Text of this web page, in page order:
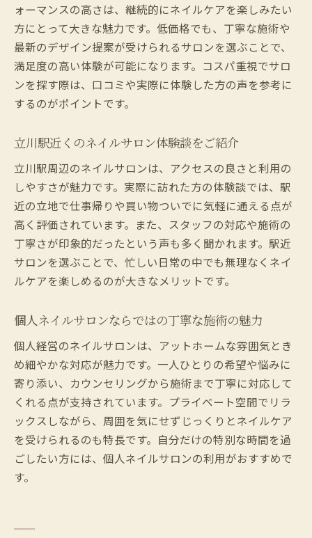
ォーマンスの高さは、継続的にネイルケアを楽しみたい
方にとって大きな魅力です。低価格でも、丁寧な施術や
最新のデザイン提案が受けられるサロンを選ぶことで、
満足度の高い体験が可能になります。コスパ重視でサロ
ンを探す際は、口コミや実際に体験した方の声を参考に
するのがポイントです。
立川駅近くのネイルサロン体験談をご紹介
立川駅周辺のネイルサロンは、アクセスの良さと利用の
しやすさが魅力です。実際に訪れた方の体験談では、駅
近の立地で仕事帰りや買い物ついでに気軽に通える点が
高く評価されています。また、スタッフの対応や施術の
丁寧さが印象的だったという声も多く聞かれます。駅近
サロンを選ぶことで、忙しい日常の中でも無理なくネイ
ルケアを楽しめるのが大きなメリットです。
個人ネイルサロンならではの丁寧な施術の魅力
個人経営のネイルサロンは、アットホームな雰囲気とき
め細やかな対応が魅力です。一人ひとりの希望や悩みに
寄り添い、カウンセリングから施術まで丁寧に対応して
くれる点が支持されています。プライベート空間でリラ
ックスしながら、周囲を気にせずじっくりとネイルケア
を受けられるのも特長です。自分だけの特別な時間を過
ごしたい方には、個人ネイルサロンの利用がおすすめで
す。